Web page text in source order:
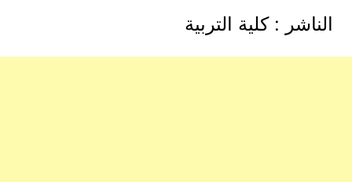
الناشر : كلية التربية